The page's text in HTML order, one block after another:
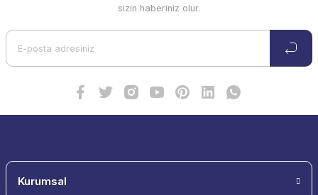
sizin haberiniz olur.
Kurumsal